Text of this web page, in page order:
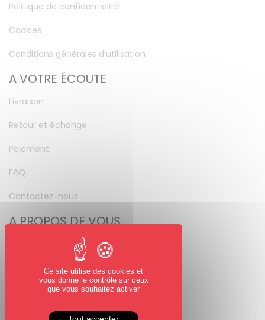
Politique de confidentialité
Cookies
Conditions générales d’utilisation
A VOTRE ÉCOUTE
Livraison
Retour et échange
Paiement
FAQ
Contactez-nous
A PROPOS DE VOUS
Mot de passe perdu
NOUS SUIVRE
Facebook
Ce site utilise des cookies et
vous donne le contrôle sur ceux
que vous souhaitez activer